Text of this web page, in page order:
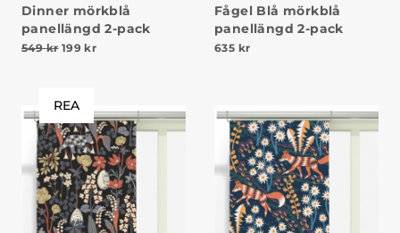
Dinner mörkblå
panellängd 2-pack
549kr Det ursprungliga priset var: 549 kr.
199 krDet nuvarande priset är: 199 kr.
Fågel Blå mörkblå
panellängd 2-pack
635 kr
REA